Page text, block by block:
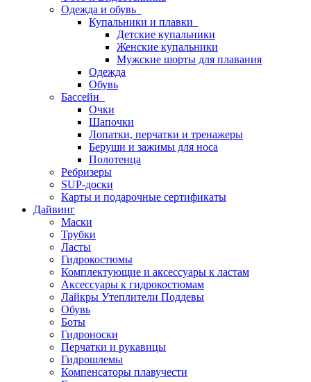
Одежда и обувь
Купальники и плавки
Детские купальники
Женские купальники
Мужские шорты для плавания
Одежда
Обувь
Бассейн
Очки
Шапочки
Лопатки, перчатки и тренажеры
Беруши и зажимы для носа
Полотенца
Ребризеры
SUP-доски
Карты и подарочные сертификаты
Дайвинг
Маски
Трубки
Ласты
Гидрокостюмы
Комплектующие и аксессуары к ластам
Аксессуары к гидрокостюмам
Лайкры Утеплители Поддевы
Обувь
Боты
Гидроноски
Перчатки и рукавицы
Гидрошлемы
Компенсаторы плавучести